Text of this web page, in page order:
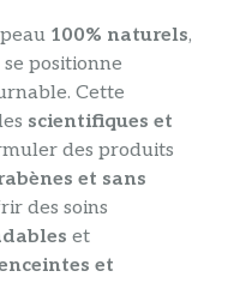
100% naturels,
se positionne
Cette
scientifiques et
des produits
et sans
des soins
et
et